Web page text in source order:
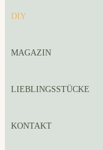
DIY
MAGAZIN
LIEBLINGSSTÜCKE
KONTAKT